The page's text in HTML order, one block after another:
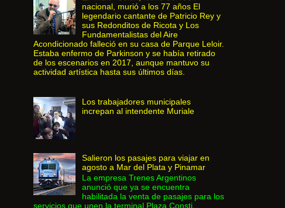
nacional, murió a los 77 años El
legendario cantante de Patricio Rey y
sus Redonditos de Ricota y Los
Fundamentalistas del Aire
Acondicionado falleció en su casa de Parque Leloir.
Estaba enfermo de Parkinson y se había retirado
de los escenarios en 2017, aunque mantuvo su
actividad artística hasta sus últimos días.
Los trabajadores municipales
increpan al intendente Muriale
Salieron los pasajes para viajar en
agosto a Mar del Plata y Pinamar
La empresa Trenes Argentinos
anunció que ya se encuentra
habilitada la venta de pasajes para los
servicios que unen la terminal Plaza Consti...